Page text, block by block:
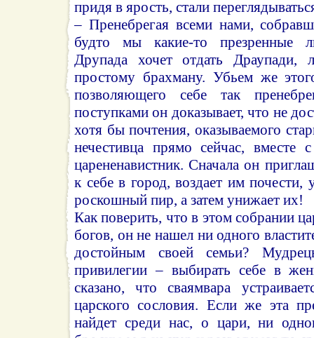
придя в ярость, стали
– Пренебрегая всеми нами,
будто мы какие-то презренные
Друпада хочет отдать
простому брахману. Убьем же
позволяющего себе так
поступками он доказывает, что не
хотя бы почтения, оказываемого
нечестивца прямо сейчас,
царененавистник. Сначала он
к себе в город, воздает им почести,
роскошный пир, а затем унижает их!
Как поверить, что в этом собрании
богов, он не нашел ни одного
достойным своей семьи?
привилегии – выбирать себе в
сказано, что сваямвара
царского сословия. Если же эта
найдет среди нас, о цари, ни